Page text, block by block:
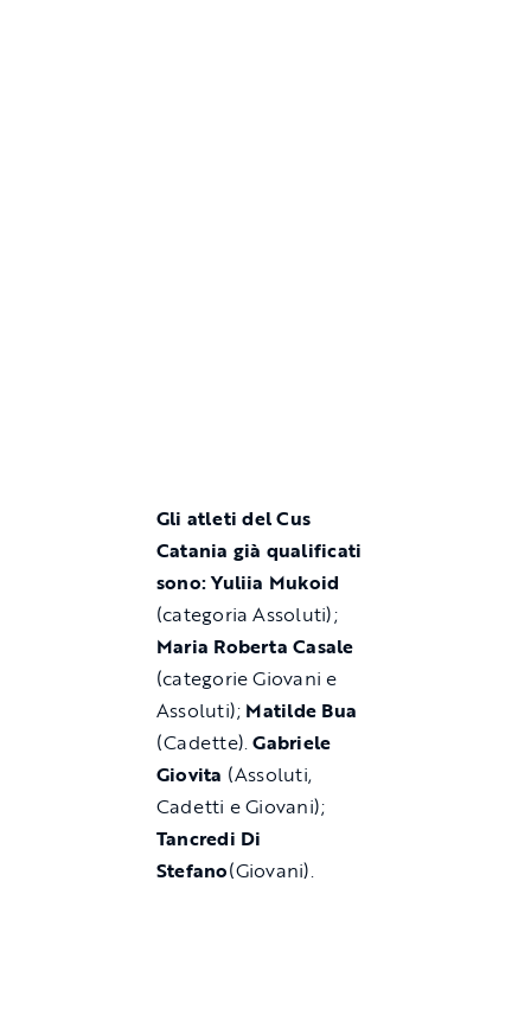
Gli atleti del Cus
Catania già qualificati
sono: Yuliia Mukoid
(categoria Assoluti);
Maria Roberta Casale
(categorie Giovani e
Assoluti); Matilde Bua
(Cadette).Gabriele
Giovita (Assoluti,
Cadetti e Giovani);
Tancredi Di
Stefano(Giovani).